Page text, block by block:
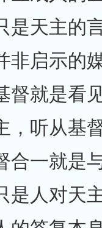
是天主的
非启示的
督就是看
，听从基
合一就是
是人对天